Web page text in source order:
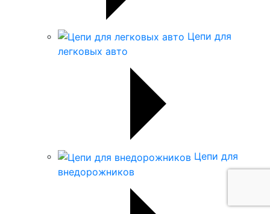
Цепи для
легковых авто
Цепи для
внедорожников